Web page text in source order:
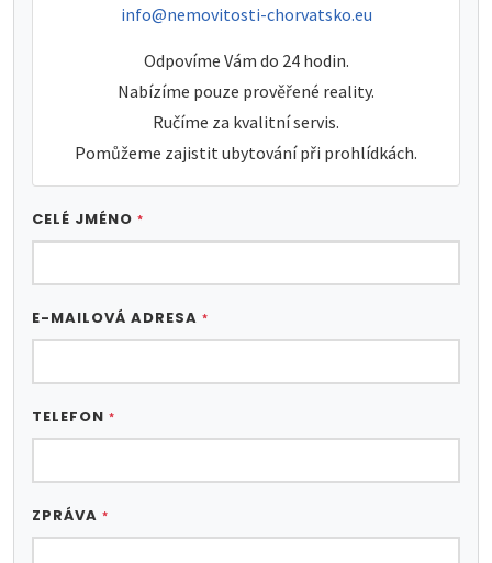
e-mail:
info@nemovitosti-chorvatsko.eu
Odpovíme Vám do 24 hodin.
Nabízíme pouze prověřené reality.
Ručíme za kvalitní servis.
Pomůžeme zajistit ubytování při prohlídkách.
CELÉ JMÉNO *
E-MAILOVÁ ADRESA *
TELEFON *
ZPRÁVA *